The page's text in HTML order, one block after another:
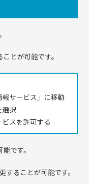
とが可能です。
報サービス」に移動
選択
スを許可する
です。
ることが可能です。